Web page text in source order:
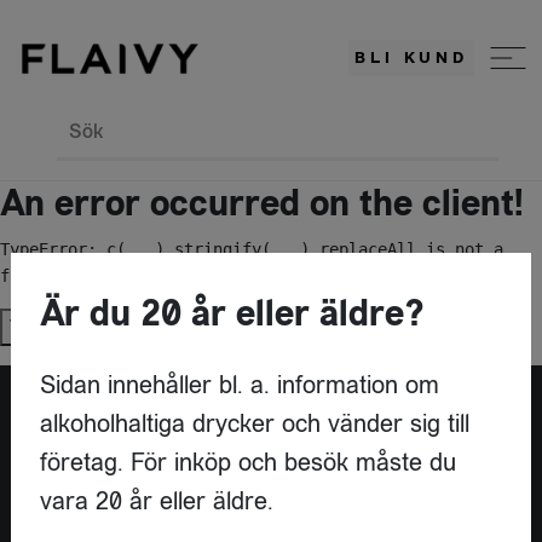
BLI KUND
Sök
An error occurred on the client!
TypeError: c(...).stringify(...).replaceAll is not a
function
Try again
Är du leverantör?
Är du 20 år eller äldre?
Sidan innehåller bl. a. information om
alkoholhaltiga drycker och vänder sig till
företag. För inköp och besök måste du
vara 20 år eller äldre.